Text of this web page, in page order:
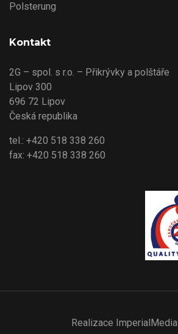
Polsterung
Kontakt
2G – spol. s r.o. – Přikrývky a polštáře
Lipov 300
696 72 Lipov
Česká republika
tel.: +420 518 338 260
fax: +420 518 338 260
Realizace ImperialMedia